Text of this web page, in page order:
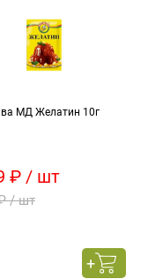
МД Желатин 10г
₽ / шт
/ шт